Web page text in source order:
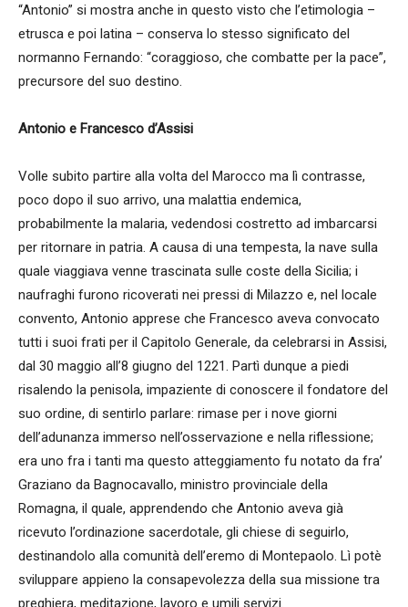
“Antonio” si mostra anche in questo visto che l’etimologia –
etrusca e poi latina – conserva lo stesso significato del
normanno Fernando: “coraggioso, che combatte per la pace”,
precursore del suo destino.
Antonio e Francesco d’Assisi
Volle subito partire alla volta del Marocco ma lì contrasse,
poco dopo il suo arrivo, una malattia endemica,
probabilmente la malaria, vedendosi costretto ad imbarcarsi
per ritornare in patria. A causa di una tempesta, la nave sulla
quale viaggiava venne trascinata sulle coste della Sicilia; i
naufraghi furono ricoverati nei pressi di Milazzo e, nel locale
convento, Antonio apprese che Francesco aveva convocato
tutti i suoi frati per il Capitolo Generale, da celebrarsi in Assisi,
dal 30 maggio all’8 giugno del 1221. Partì dunque a piedi
risalendo la penisola, impaziente di conoscere il fondatore del
suo ordine, di sentirlo parlare: rimase per i nove giorni
dell’adunanza immerso nell’osservazione e nella riflessione;
era uno fra i tanti ma questo atteggiamento fu notato da fra’
Graziano da Bagnocavallo, ministro provinciale della
Romagna, il quale, apprendendo che Antonio aveva già
ricevuto l’ordinazione sacerdotale, gli chiese di seguirlo,
destinandolo alla comunità dell’eremo di Montepaolo. Lì potè
sviluppare appieno la consapevolezza della sua missione tra
preghiera, meditazione, lavoro e umili servizi.